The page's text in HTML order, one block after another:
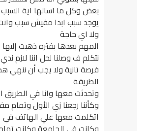
بعض وكل ما اسالها اية
يوجد سبب ابدا مفيش سبب وانت
ولا اي حاجة
المهم بعدها بفتره ذهبت
نتكلم ف وصلنا لحل اننا لازم
فرصة تانية ولا يجب أن ننهي
الطريقة
وتحدثت معها وانا في الطريق
وكأننا رجعنا زي الأول
اتكلمت معها علي الهاتف في